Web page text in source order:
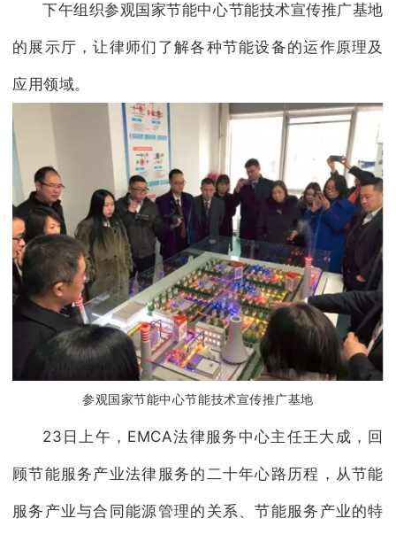
下午组织参观国家节能中心节能技术宣传推广基地
的展示厅，让律师们了解各种节能设备的运作原理及
应用领域。
参观国家节能中心节能技术宣传推广基地
23日上午，EMCA法律服务中心主任王大成，回
顾节能服务产业法律服务的二十年心路历程，从节能
服务产业与合同能源管理的关系、节能服务产业的特